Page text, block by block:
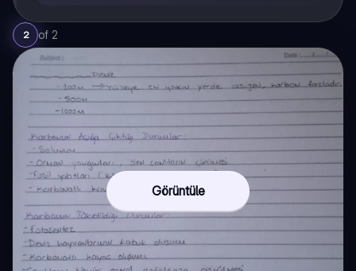
2 of 2
Görüntüle